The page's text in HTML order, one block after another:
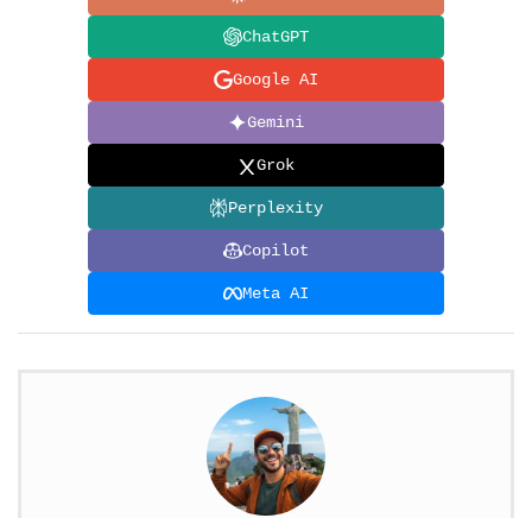
ChatGPT
Google AI
Gemini
Grok
Perplexity
Copilot
Meta AI